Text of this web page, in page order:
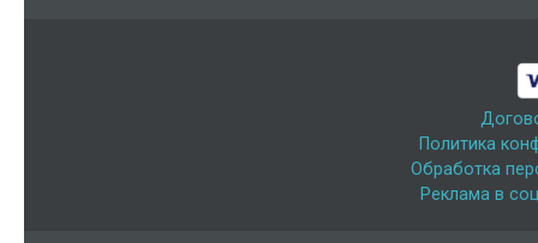
Политика
Обработка
Реклама в